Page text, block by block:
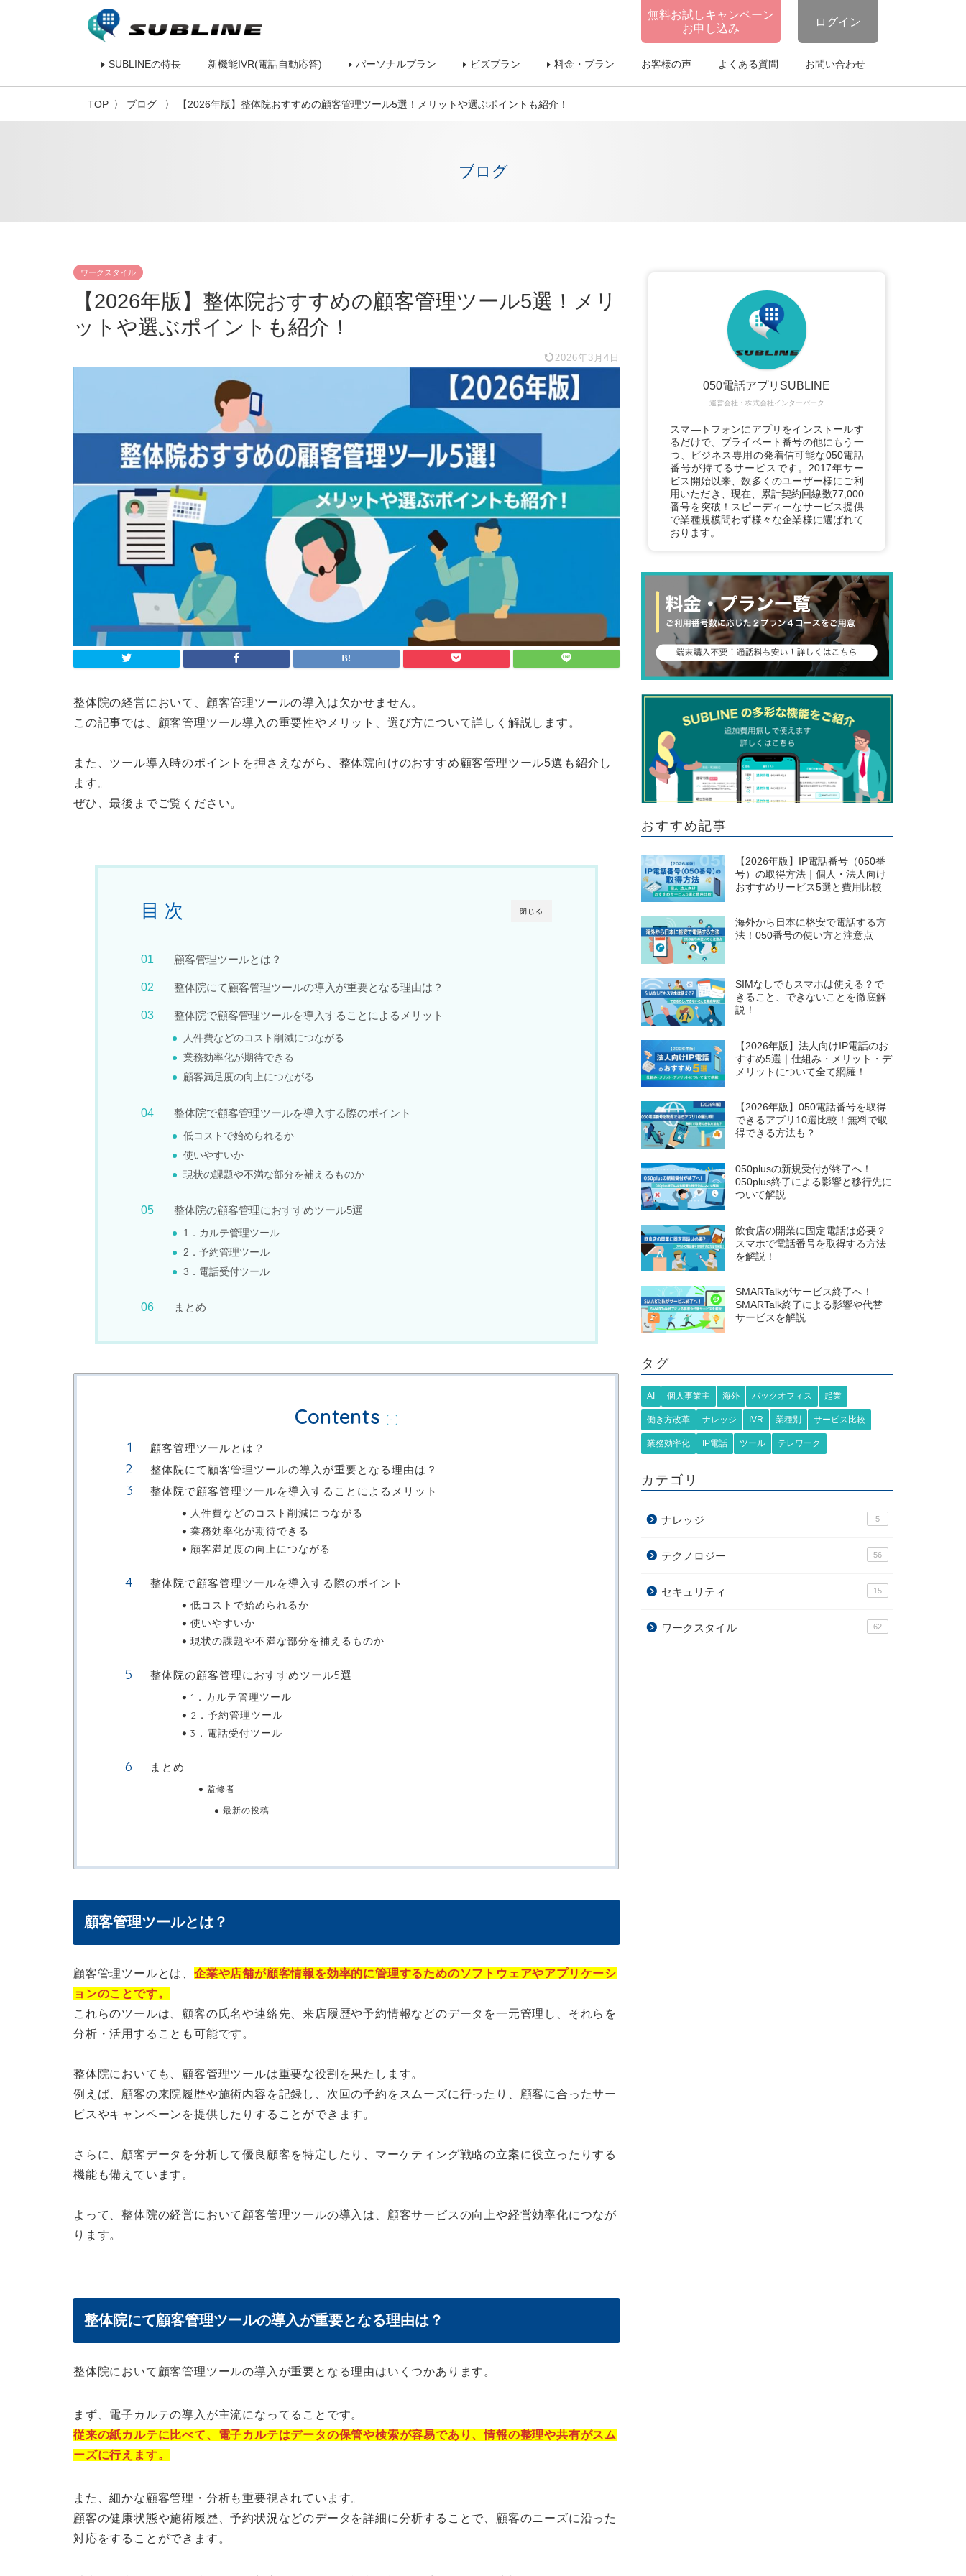
無料お試しキャンペーン
お申し込み
ログイン
SUBLINEの特長 新機能IVR(電話自動応答) パーソナルプラン ビズプラン 料金・プラン お客様の声 よくある質問 お問い合わせ
TOP ブログ 【2026年版】整体院おすすめの顧客管理ツール5選！メリットや選ぶポイントも紹介！
ブログ
ワークスタイル
【2026年版】整体院おすすめの顧客管理ツール5選！メリ
ットや選ぶポイントも紹介！
2026年3月4日
整体院の経営において、顧客管理ツールの導入は欠かせません。
この記事では、顧客管理ツール導入の重要性やメリット、選び方について詳しく解説します。
また、ツール導入時のポイントを押さえながら、整体院向けのおすすめ顧客管理ツール5選も紹介し
ます。
ぜひ、最後までご覧ください。
閉じる
目 次
顧客管理ツールとは？
整体院にて顧客管理ツールの導入が重要となる理由は？
整体院で顧客管理ツールを導入することによるメリット
人件費などのコスト削減につながる
業務効率化が期待できる
顧客満足度の向上につながる
整体院で顧客管理ツールを導入する際のポイント
低コストで始められるか
使いやすいか
現状の課題や不満な部分を補えるものか
整体院の顧客管理におすすめツール5選
1．カルテ管理ツール
2．予約管理ツール
3．電話受付ツール
まとめ
Contents
顧客管理ツールとは？
整体院にて顧客管理ツールの導入が重要となる理由は？
整体院で顧客管理ツールを導入することによるメリット
人件費などのコスト削減につながる
業務効率化が期待できる
顧客満足度の向上につながる
整体院で顧客管理ツールを導入する際のポイント
低コストで始められるか
使いやすいか
現状の課題や不満な部分を補えるものか
整体院の顧客管理におすすめツール5選
1．カルテ管理ツール
2．予約管理ツール
3．電話受付ツール
まとめ
監修者
最新の投稿
顧客管理ツールとは？
顧客管理ツールとは、 企業や店舗が顧客情報を効率的に管理するためのソフトウェアやアプリケーシ
ョンのことです。
これらのツールは、顧客の氏名や連絡先、来店履歴や予約情報などのデータを一元管理し、それらを
分析・活用することも可能です。
整体院においても、顧客管理ツールは重要な役割を果たします。
例えば、顧客の来院履歴や施術内容を記録し、次回の予約をスムーズに行ったり、顧客に合ったサー
ビスやキャンペーンを提供したりすることができます。
さらに、顧客データを分析して優良顧客を特定したり、マーケティング戦略の立案に役立ったりする
機能も備えています。
よって、整体院の経営において顧客管理ツールの導入は、顧客サービスの向上や経営効率化につなが
ります。
整体院にて顧客管理ツールの導入が重要となる理由は？
整体院において顧客管理ツールの導入が重要となる理由はいくつかあります。
まず、電子カルテの導入が主流になってることです。
従来の紙カルテに比べて、電子カルテはデータの保管や検索が容易であり、情報の整理や共有がスム
ーズに行えます。
また、細かな顧客管理・分析も重要視されています。
顧客の健康状態や施術履歴、予約状況などのデータを詳細に分析することで、顧客のニーズに沿った
対応をすることができます。
運営会社：株式会社インターパーク
050電話アプリSUBLINE
スマ―トフォンにアプリをインストールす
るだけで、プライベート番号の他にもう一
つ、ビジネス専用の発着信可能な050電話
番号が持てるサービスです。2017年サー
ビス開始以来、数多くのユーザー様にご利
用いただき、現在、累計契約回線数77,000
番号を突破！スピーディーなサービス提供
で業種規模問わず様々な企業様に選ばれて
おります。
おすすめ記事
【2026年版】IP電話番号（050番
号）の取得方法｜個人・法人向け
おすすめサービス5選と費用比較
海外から日本に格安で電話する方
法！050番号の使い方と注意点
SIMなしでもスマホは使える？で
きること、できないことを徹底解
説！
【2026年版】法人向けIP電話のお
すすめ5選｜仕組み・メリット・デ
メリットについて全て網羅！
【2026年版】050電話番号を取得
できるアプリ10選比較！無料で取
得できる方法も？
050plusの新規受付が終了へ！
050plus終了による影響と移行先に
ついて解説
飲食店の開業に固定電話は必要？
スマホで電話番号を取得する方法
を解説！
SMARTalkがサービス終了へ！
SMARTalk終了による影響や代替
サービスを解説
タグ
AI 個人事業主 海外 バックオフィス 起業
働き方改革 ナレッジ IVR 業種別 サービス比較
業務効率化 IP電話 ツール テレワーク
カテゴリ
ナレッジ 5
テクノロジー 56
セキュリティ 15
ワークスタイル 62